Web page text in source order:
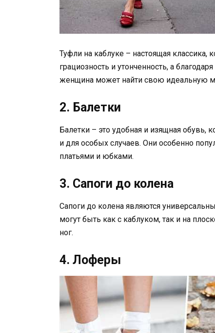
Туфли на каблуке – настоящая классика,
грациозность и утонченность, а
женщина может найти свою идеальную
2. Балетки
Балетки – это удобная и изящная обувь,
и для особых случаев. Они особенно
платьями и юбками.
3. Сапоги до колена
Сапоги до колена являются
могут быть как с каблуком, так и на
ног.
4. Лоферы